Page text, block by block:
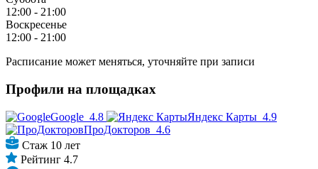
12:00 - 21:00
Воскресенье
12:00 - 21:00
Расписание может меняться, уточняйте при записи
Профили на площадках
Google 4.8 Яндекс Карты 4.9
ПроДокторов 4.6
Стаж 10 лет
Рейтинг 4.7